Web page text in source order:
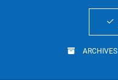
ARCHIVES